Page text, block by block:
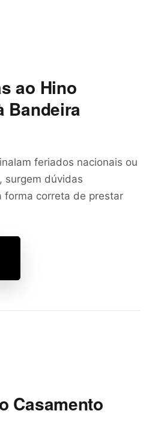
ao Hino
Bandeira
feriados nacionais ou
surgem dúvidas
forma correta de prestar
Casamento